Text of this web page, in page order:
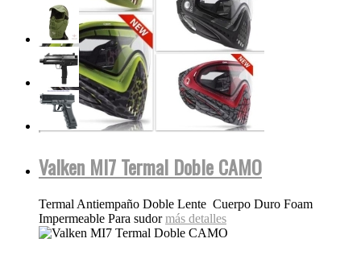
Valken MI7 Termal Doble CAMO
Termal Antiempaño Doble Lente Cuerpo Duro Foam
Impermeable Para sudormás detalles